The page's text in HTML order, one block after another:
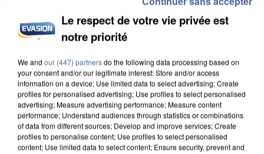
INCENDIES : L’ÎLE-DE-FRANCE LANCE UN ÉLAN
DE SOLIDARITÉ AVEC LES...
Le respect de votre vie privée est
notre priorité
We and our (447) partnersdo the following data processing based on
your consent and/or our legitimate interest: Store and/or access
information on a device; Use limited data to select advertising; Create
profiles for personalised advertising; Use profiles to select personalised
advertising; Measure advertising performance; Measure content
performance; Understand audiences through statistics or combinations
of data from different sources; Develop and improve services; Create
profiles to personalise content; Use profiles to select personalised
content; Use limited data to select content; Ensure security, prevent and